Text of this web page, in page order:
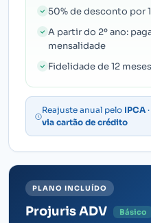
50% de desconto por
A partir do 2º ano:
mensalidade
Fidelidade de 12 meses
Reajuste anual pelo IPCA
via cartão de crédito
PLANO INCLUÍDO
Projuris ADV Básico